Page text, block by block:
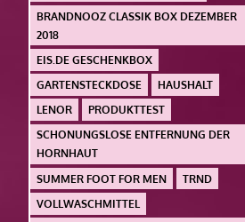
BRANDNOOZ CLASSIK BOX DEZEMBER
2018
EIS.DE GESCHENKBOX
GARTENSTECKDOSE
HAUSHALT
LENOR
PRODUKTTEST
SCHONUNGSLOSE ENTFERNUNG DER
HORNHAUT
SUMMER FOOT FOR MEN
TRND
VOLLWASCHMITTEL